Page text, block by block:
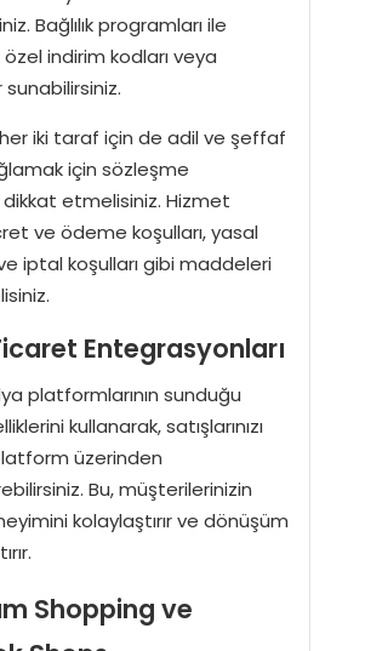
Bağlılık programları ile
indirim kodları veya
iki taraf için de adil ve şeffaf
için sözleşme
etmelisiniz. Hizmet
ve ödeme koşulları, yasal
iptal koşulları gibi maddeleri
Entegrasyonları
platformlarının sunduğu
kullanarak, satışlarınızı
üzerinden
Bu, müşterilerinizin
kolaylaştırır ve dönüşüm
Shopping ve